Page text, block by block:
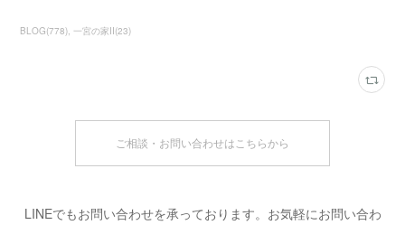
BLOG(778) 一宮の家Ⅱ(23)
ご相談・お問い合わせはこちらから
LINEでもお問い合わせを承っております。お気軽にお問い合わ